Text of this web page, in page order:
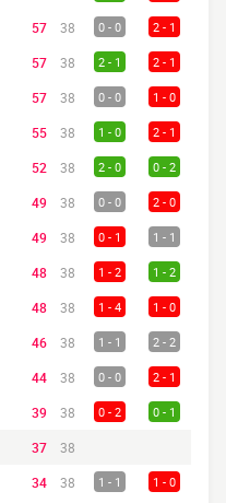
57 38 0 - 0 2 - 1
57 38 2 - 1 2 - 1
57 38 0 - 0 1 - 0
55 38 1 - 0 2 - 1
52 38 2 - 0 0 - 2
49 38 0 - 0 2 - 0
49 38 0 - 1 1 - 1
48 38 1 - 2 1 - 2
48 38 1 - 4 1 - 0
46 38 1 - 1 2 - 2
44 38 0 - 0 2 - 1
39 38 0 - 2 0 - 1
37
38
34 38 1 - 1 1 - 0